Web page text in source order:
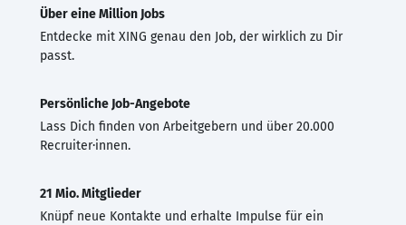
Über eine Million Jobs
Entdecke mit XING genau den Job, der wirklich zu Dir
passt.
Persönliche Job-Angebote
Lass Dich finden von Arbeitgebern und über 20.000
Recruiter·innen.
21 Mio. Mitglieder
Knüpf neue Kontakte und erhalte Impulse für ein